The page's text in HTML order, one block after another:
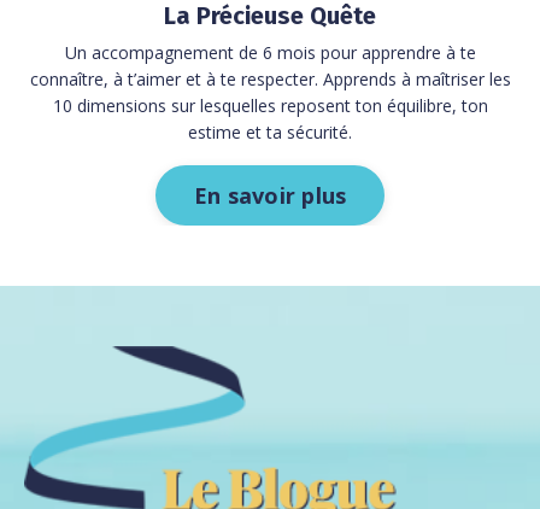
La Précieuse Quête
Un accompagnement de 6 mois pour apprendre à te
connaître, à t’aimer et à te respecter. Apprends à maîtriser les
10 dimensions sur lesquelles reposent ton équilibre, ton
estime et ta sécurité.
En savoir plus